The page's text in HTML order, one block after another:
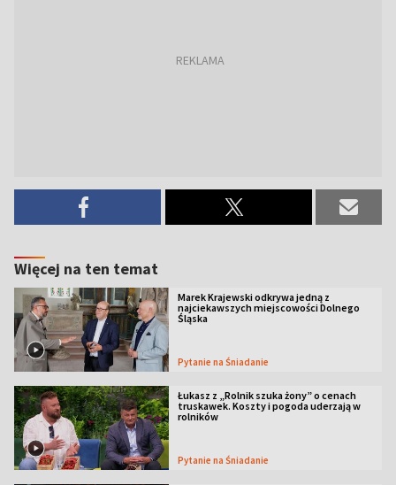
Więcej na ten temat
Marek Krajewski odkrywa jedną z
najciekawszych miejscowości Dolnego
Śląska
Pytanie na Śniadanie
Łukasz z „Rolnik szuka żony” o cenach
truskawek. Koszty i pogoda uderzają w
rolników
Pytanie na Śniadanie